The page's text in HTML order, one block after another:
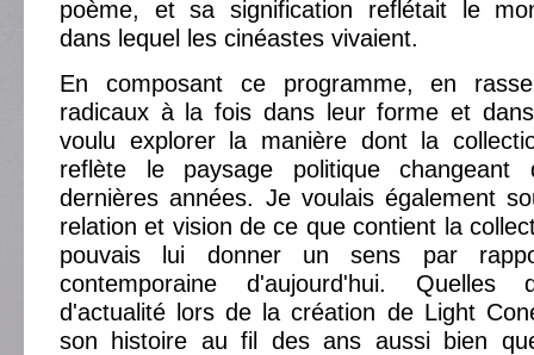
poème, et sa signification reflétait le
dans lequel les cinéastes vivaient.
En composant ce programme, en
radicaux à la fois dans leur forme et
voulu explorer la manière dont la
reflète le paysage politique changeant
dernières années. Je voulais également
relation et vision de ce que contient la
pouvais lui donner un sens par
contemporaine d'aujourd'hui. Quelles
d'actualité lors de la création de Light
son histoire au fil des ans aussi bien